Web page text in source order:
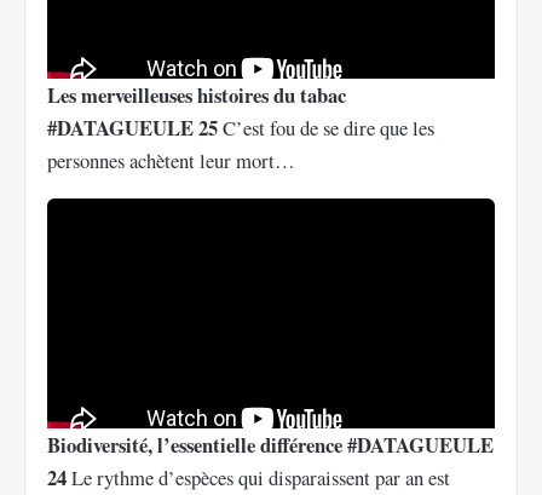
Les merveilleuses histoires du tabac
#DATAGUEULE 25C’est fou de se dire que les
personnes achètent leur mort…
Biodiversité, l’essentielle différence #DATAGUEULE
24Le rythme d’espèces qui disparaissent par an est